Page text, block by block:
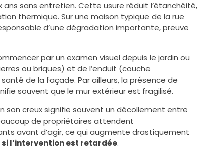
sans entretien. Cette usure réduit l’étanchéité,
thermique. Sur une maison typique de la rue
d’une dégradation importante, preuve
par un examen visuel depuis le jardin ou
ou briques) et de l’enduit (couche
de la façade. Par ailleurs, la présence de
souvent que le mur extérieur est fragilisé.
creux signifie souvent un décollement entre
de propriétaires attendent
avant d’agir, ce qui augmente drastiquement
si l’intervention est retardée.